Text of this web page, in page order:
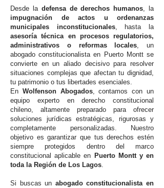
Desde la defensa de derechos humanos, la
impugnación de actos u ordenanzas
municipales inconstitucionales, hasta la
asesoría técnica en procesos regulatorios,
administrativos o reformas locales, un
abogado constitucionalista en Puerto Montt se
convierte en un aliado decisivo para resolver
situaciones complejas que afectan tu dignidad,
tu patrimonio o tus libertades esenciales.
En Wolfenson Abogados, contamos con un
equipo experto en derecho constitucional
chileno, altamente preparado para ofrecer
soluciones jurídicas estratégicas, rigurosas y
completamente personalizadas. Nuestro
objetivo es garantizar que tus derechos estén
siempre protegidos dentro del marco
constitucional aplicable en Puerto Montt y en
toda la Región de Los Lagos.
Si buscas un abogado constitucionalista en